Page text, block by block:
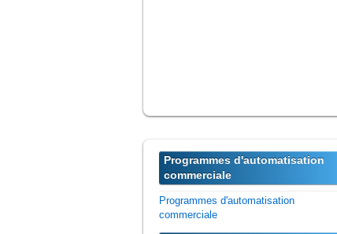
Programmes d'automatisation
commerciale
Programmes d'automatisation
commerciale